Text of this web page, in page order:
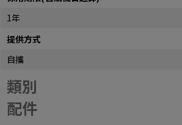
1年
提供方式
自攜
類別
配件